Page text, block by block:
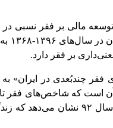
توسعه مالی بر فقر
انتقال ملایم
بر فقر دارد.
فقر چندبُعدی در
در سال ۹۲ نشان